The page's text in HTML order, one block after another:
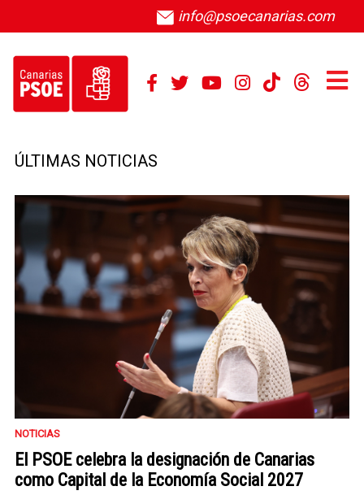
info@psoecanarias.com
ÚLTIMAS NOTICIAS
NOTICIAS
El PSOE celebra la designación de Canarias
como Capital de la Economía Social 2027